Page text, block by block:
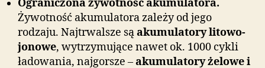
Ograniczona żywotność akumulatora.
Żywotność akumulatora zależy od jego
rodzaju. Najtrwalsze sąakumulatory litowo-
jonowe, wytrzymujące nawet ok. 1000 cykli
ładowania, najgorsze –akumulatory żelowe i